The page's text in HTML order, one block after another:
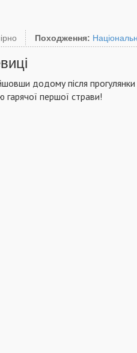
Походження:
додому після прогулянки
гарячої першої страви!